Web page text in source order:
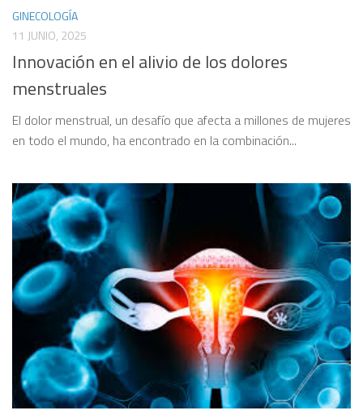
GINECOLOGÍA
11 JUNIO, 2025
Innovación en el alivio de los dolores
menstruales
El dolor menstrual, un desafío que afecta a millones de mujeres
en todo el mundo, ha encontrado en la combinación...